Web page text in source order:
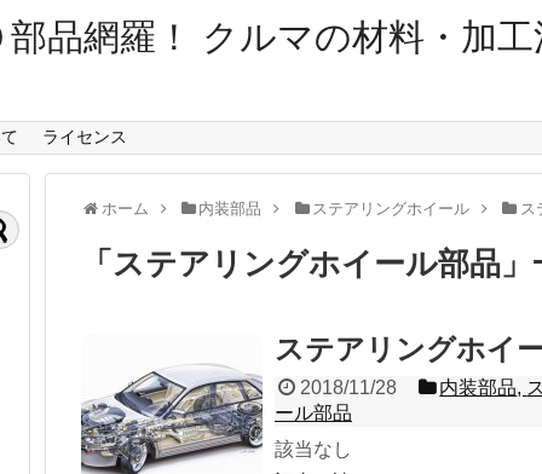
部品網羅！ クルマの材料・加工
ライセンス
ホーム 内装部品 ステアリングホイール ス
「 ステアリングホイール部品 」
ステアリングホイ
2018/11/28 内装部品,
ール部品
該当なし